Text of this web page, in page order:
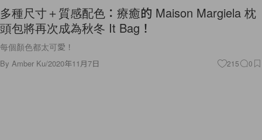
多種尺寸＋質感配色：療癒的 Maison Margiela 枕
頭包將再次成為秋冬 It Bag！
每個顏色都太可愛！
By Amber Ku/2020年11月7日 215 0